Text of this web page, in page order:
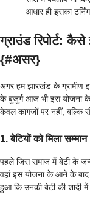
आधार ही इसका
ग्राउंड रिपोर्ट:
{#असर}
अगर हम झारखंड के ग्रामीण
के बुजुर्ग आज भी इस योजना
केवल कागजों पर नहीं, बल्कि
1. बेटियों को मिला सम्मान
पहले जिस समाज में बेटी के जन्म
वहां इस योजना के आने के बाद
हुआ कि उनकी बेटी की शादी में